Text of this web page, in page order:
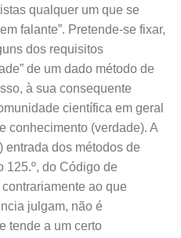
qualquer um que se
falante”. Pretende-se fixar,
dos requisitos
de um dado método de
à sua consequente
científica em geral
conhecimento (verdade). A
entrada dos métodos de
125.º, do Código de
ao que
julgam, não é
tende a um certo